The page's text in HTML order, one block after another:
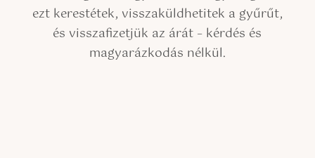
ezt kerestétek, visszaküldhetitek a gyűrűt,
és visszafizetjük az árát – kérdés és
magyarázkodás nélkül.